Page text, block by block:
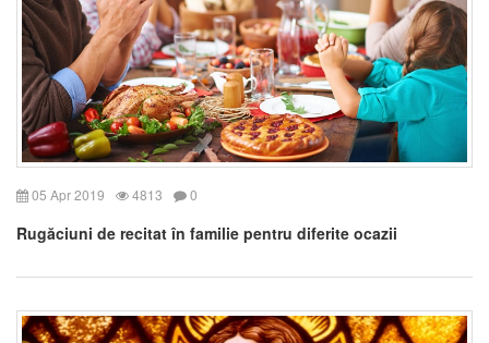
05 Apr 2019 4813 0
Rugăciuni de recitat în familie pentru diferite ocazii